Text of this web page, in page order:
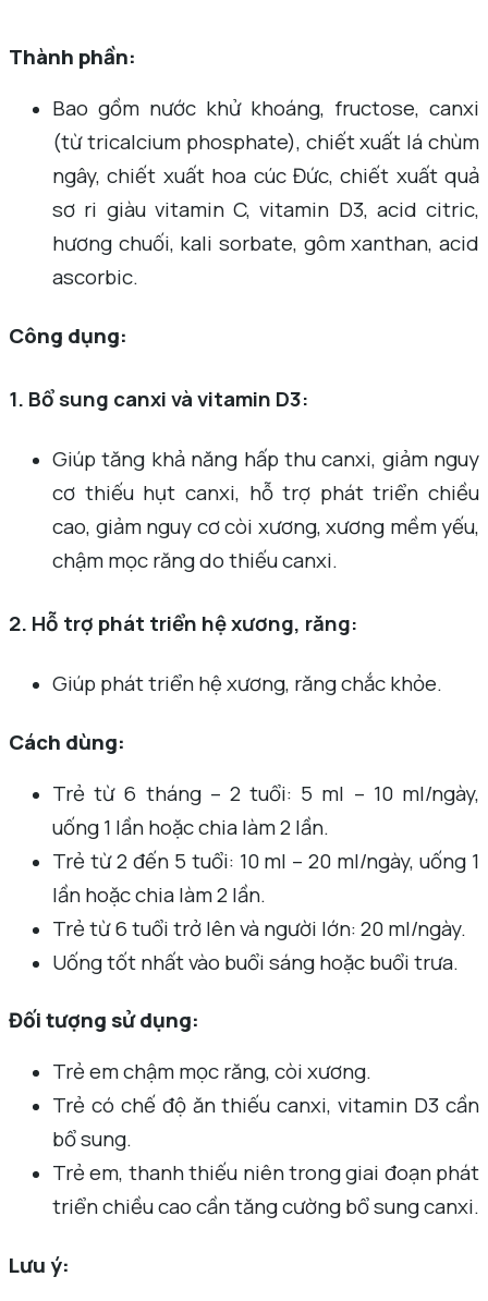
Thành phần:
Bao gồm nước khử khoáng, fructose, canxi
(từ tricalcium phosphate), chiết xuất lá chùm
ngây, chiết xuất hoa cúc Đức, chiết xuất quả
sơ ri giàu vitamin C, vitamin D3, acid citric,
hương chuối, kali sorbate, gôm xanthan, acid
ascorbic.
Công dụng:
1. Bổ sung canxi và vitamin D3:
Giúp tăng khả năng hấp thu canxi, giảm nguy
cơ thiếu hụt canxi, hỗ trợ phát triển chiều
cao, giảm nguy cơ còi xương, xương mềm yếu,
chậm mọc răng do thiếu canxi.
2. Hỗ trợ phát triển hệ xương, răng:
Giúp phát triển hệ xương, răng chắc khỏe.
Cách dùng:
Trẻ từ 6 tháng – 2 tuổi: 5 ml – 10 ml/ngày,
uống 1 lần hoặc chia làm 2 lần.
Trẻ từ 2 đến 5 tuổi: 10 ml – 20 ml/ngày, uống 1
lần hoặc chia làm 2 lần.
Trẻ từ 6 tuổi trở lên và người lớn: 20 ml/ngày.
Uống tốt nhất vào buổi sáng hoặc buổi trưa.
Đối tượng sử dụng:
Trẻ em chậm mọc răng, còi xương.
Trẻ có chế độ ăn thiếu canxi, vitamin D3 cần
bổ sung.
Trẻ em, thanh thiếu niên trong giai đoạn phát
triển chiều cao cần tăng cường bổ sung canxi.
Lưu ý: